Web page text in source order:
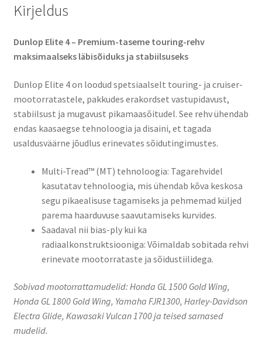
Kirjeldus
Dunlop Elite 4 – Premium-taseme touring-rehv
maksimaalseks läbisõiduks ja stabiilsuseks​
Dunlop Elite 4 on loodud spetsiaalselt touring- ja cruiser-
mootorratastele, pakkudes erakordset vastupidavust,
stabiilsust ja mugavust pikamaasõitudel. See rehv ühendab
endas kaasaegse tehnoloogia ja disaini, et tagada
usaldusväärne jõudlus erinevates sõidutingimustes.
Multi-Tread™ (MT) tehnoloogia: Tagarehvidel
kasutatav tehnoloogia, mis ühendab kõva keskosa
segu pikaealisuse tagamiseks ja pehmemad küljed
parema haarduvuse saavutamiseks kurvides.​
Saadaval nii bias-ply kui ka
radiaalkonstruktsiooniga: Võimaldab sobitada rehvi
erinevate mootorrataste ja sõidustiilidega.​
Sobivad mootorrattamudelid: Honda GL 1500 Gold Wing,
Honda GL 1800 Gold Wing, Yamaha FJR1300, Harley-Davidson
Electra Glide, Kawasaki Vulcan 1700 ja teised sarnased
mudelid.